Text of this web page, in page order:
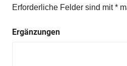
Erforderliche Felder sind mit*
Ergänzungen